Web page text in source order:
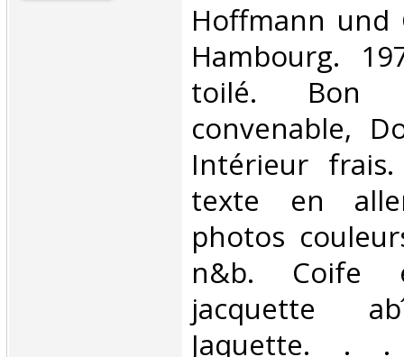
‎Hoffmann und
Hambourg.
toilé. Bon
convenable,
Intérieur
texte en
photos
n&b.
jacquette
Jaquette. . .